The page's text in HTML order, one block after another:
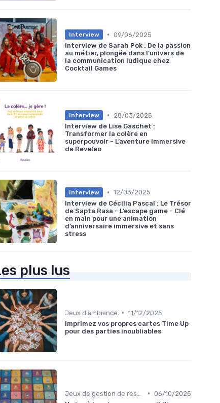
Interview • 09/06/2025
Interview de Sarah Pok : De la passion
au métier, plongée dans l'univers de
la communication ludique chez
Cocktail Games
Interview •
28/03/2025
Interview de Lise Gaschet :
Transformer la colère en
superpouvoir - L’aventure immersive
de Reveleo
Interview • 12/03/2025
Interview de Cécilia Pascal : Le Trésor
de Sapta Rasa - L’escape game - Clé
en main pour une animation
d’anniversaire immersive et sans
stress
plus lus
Jeux d'ambiance • 11/12/2025
Imprimez vos propres cartes Time Up
pour des parties inoubliables
• 06/10/2025